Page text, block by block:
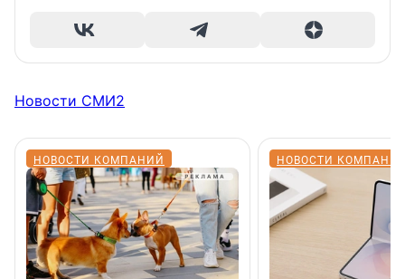
Новости СМИ2
НОВОСТИ КОМПАНИЙ НОВОСТИ